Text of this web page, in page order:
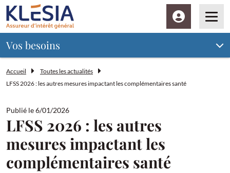
Espace client
Vos besoins
Accueil
Toutes les actualités
LFSS 2026 : les autres mesures impactant les complémentaires santé
LFSS 2026 : les autres
mesures impactant les
complémentaires santé
Publié le 6/01/2026